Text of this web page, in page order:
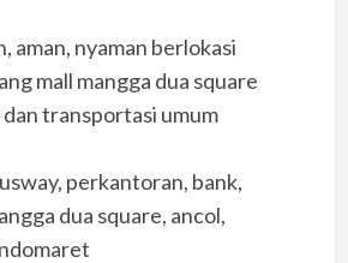
aman, nyaman berlokasi
mall mangga dua square
dan transportasi umum
perkantoran, bank,
dua square, ancol,